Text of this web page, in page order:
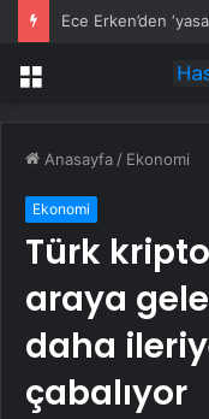
Menü
Anasayfa / Ekonomi
Ekonomi
Türk
araya
daha
çabalıyor